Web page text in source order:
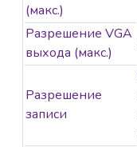
(макс.)
Разрешение VGA
выхода (макс.)
Разрешение
записи